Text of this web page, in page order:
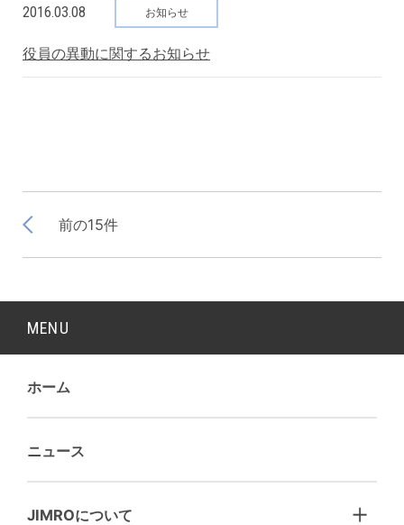
2016.03.08 お知らせ
役員の異動に関するお知らせ
前の15件
MENU
ホーム
ニュース
JIMROについて